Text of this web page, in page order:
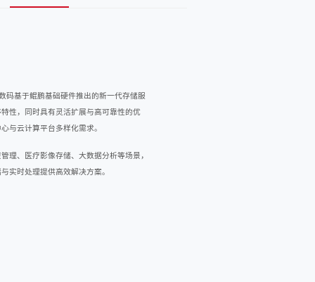
码基于鲲鹏基础硬件推出的新一代存储服
性，同时具有灵活扩展与高可靠性的优
与云计算平台多样化需求。
理、医疗影像存储、大数据分析等场景，
实时处理提供高效解决方案。